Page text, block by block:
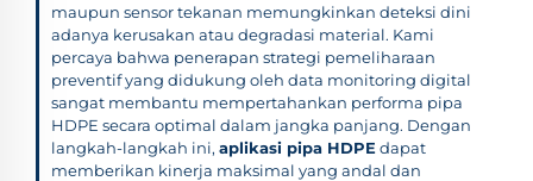
maupun sensor tekanan memungkinkan deteksi dini
adanya kerusakan atau degradasi material. Kami
percaya bahwa penerapan strategi pemeliharaan
preventif yang didukung oleh data monitoring digital
sangat membantu mempertahankan performa pipa
HDPE secara optimal dalam jangka panjang. Dengan
langkah-langkah ini, aplikasi pipa HDPE dapat
memberikan kinerja maksimal yang andal dan